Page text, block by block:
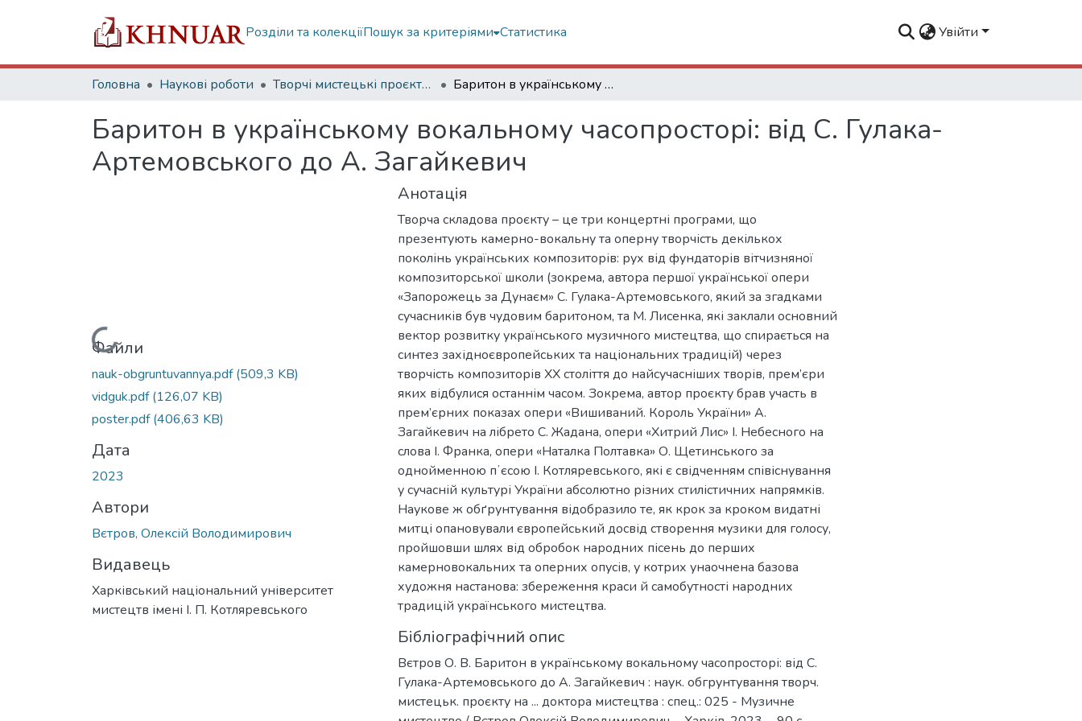
Розділи та колекціїПошук за критеріями Статистика Увійти
Головна Наукові роботи Творчі мистецькі проєкти (доктор мистецтва) Баритон в українському вокальному часопросторі: від С. Гулака-Артемовського до А. Загайкевич
Баритон в українському вокальному часопросторі: від С. Гулака-
Артемовського до А. Загайкевич
Вантажиться...
Файли
nauk-obgruntuvannya.pdf(509,3 KB)
vidguk.pdf(126,07 KB)
poster.pdf(406,63 KB)
Дата
2023
Автори
Вєтров, Олексій Володимирович
Видавець
Харківський національний університет
мистецтв імені І. П. Котляревського
Анотація
Творча складова проєкту – це три концертні програми, що
презентують камерно-вокальну та оперну творчість декількох
поколінь українських композиторів: рух від фундаторів вітчизняної
композиторської школи (зокрема, автора першої української опери
«Запорожець за Дунаєм» С. Гулака-Артемовського, який за згадками
сучасників був чудовим баритоном, та М. Лисенка, які заклали основний
вектор розвитку українського музичного мистецтва, що спирається на
синтез західноєвропейських та національних традицій) через
творчість композиторів ХХ століття до найсучасніших творів, прем’єри
яких відбулися останнім часом. Зокрема, автор проєкту брав участь в
прем’єрних показах опери «Вишиваний. Король України» А.
Загайкевич на лібрето С. Жадана, опери «Хитрий Лис» І. Небесного на
слова І. Франка, опери «Наталка Полтавка» О. Щетинського за
однойменною пʼєсою І. Котляревського, які є свідченням співіснування
у сучасній культурі України абсолютно різних стилістичних напрямків.
Наукове ж обґрунтування відобразило те, як крок за кроком видатні
митці опановували європейський досвід створення музики для голосу,
пройшовши шлях від обробок народних пісень до перших
камерновокальних та оперних опусів, у котрих унаочнена базова
художня настанова: збереження краси й самобутності народних
традицій українського мистецтва.
Бібліографічний опис
Вєтров О. В. Баритон в українському вокальному часопросторі: від С.
Гулака-Артемовського до А. Загайкевич : наук. обгрунтування творч.
мистецьк. проєкту на ... доктора мистецтва : спец.: 025 - Музичне